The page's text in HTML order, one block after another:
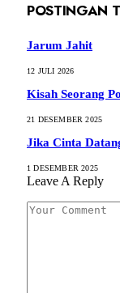
POSTINGAN
Jarum Jahit
12 JULI 2026
Kisah Seorang
21 DESEMBER 2025
Jika Cinta
1 DESEMBER 2025
Leave A Reply